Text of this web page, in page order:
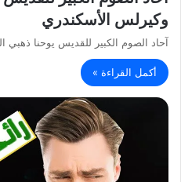
وكيرلس الأسكندري
آحاد الصوم الكبير للقديس يوحنا ذهبي
أكمل القراءة »